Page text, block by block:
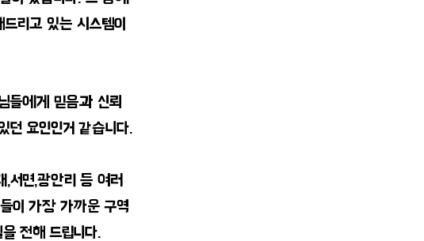
리고 있는 시스템이
들에게 믿음과 신뢰
요인인거 같습니다.
서면,광안리 등 여러
이 가장 가까운 구역
전해 드립니다.